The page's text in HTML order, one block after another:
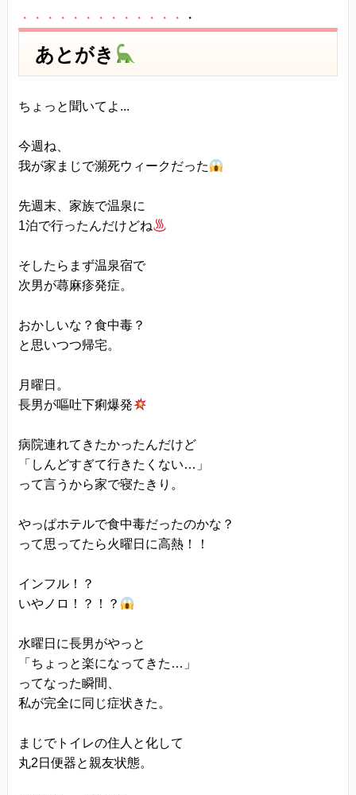
・・・・・・・・・・・・・ ・
あとがき
ちょっと聞いてよ...
今週ね、
我が家まじで瀕死ウィークだった
先週末、家族で温泉に
1泊で行ったんだけどね
そしたらまず温泉宿で
次男が蕁麻疹発症。
おかしいな？食中毒？
と思いつつ帰宅。
月曜日。
長男が嘔吐下痢爆発
病院連れてきたかったんだけど
「しんどすぎて行きたくない…」
って言うから家で寝たきり。
やっぱホテルで食中毒だったのかな？
って思ってたら火曜日に高熱！！
インフル！？
いやノロ！？！？
水曜日に長男がやっと
「ちょっと楽になってきた…」
ってなった瞬間、
私が完全に同じ症状きた。
まじでトイレの住人と化して
丸2日便器と親友状態。